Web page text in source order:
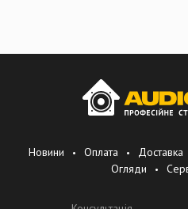
Новини Оплата Доставка
Огляди